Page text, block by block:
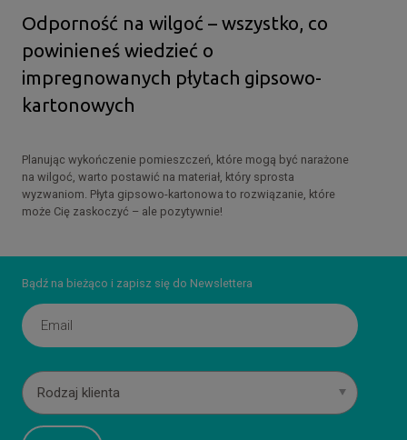
Odporność na wilgoć – wszystko, co
powinieneś wiedzieć o
impregnowanych płytach gipsowo-
kartonowych
Planując wykończenie pomieszczeń, które mogą być narażone
na wilgoć, warto postawić na materiał, który sprosta
wyzwaniom. Płyta gipsowo-kartonowa to rozwiązanie, które
może Cię zaskoczyć – ale pozytywnie!
Bądź na bieżąco i zapisz się do Newslettera
Rodzaj klienta